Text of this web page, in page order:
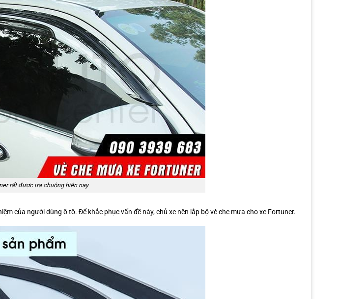
rất được ưa chuộng hiện nay
của người dùng ô tô. Để khắc phục vấn đề này, chủ xe nên lắp bộ vè che mưa cho xe Fortuner.